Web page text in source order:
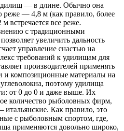
— в длине. Обычно она
реже — 4,8 м (как правило, более
встречается все реже.
с традиционными
увеличить дальность
управление снастью на
требований к удилищам для
производителей применять
и композиционные материалы на
поэтому удилища
от 0 до 0 и даже выше. Их
количество рыболовных фирм,
Как правило, это
с рыболовным спортом, где,
применяются довольно широко,